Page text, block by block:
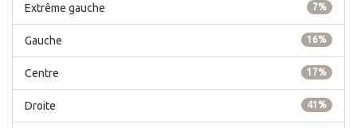
7%
Extrême gauche
16%
Gauche
17%
Centre
41%
Droite